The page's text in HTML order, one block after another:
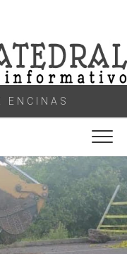
ENCINAS